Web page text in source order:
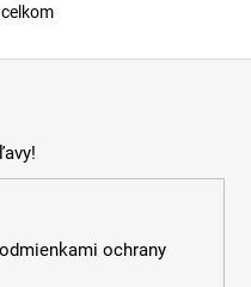
ochrany